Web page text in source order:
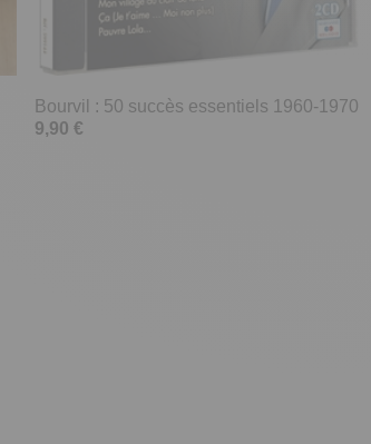
Bourvil : 50 succès essentiels 1960-1970
9,90 €